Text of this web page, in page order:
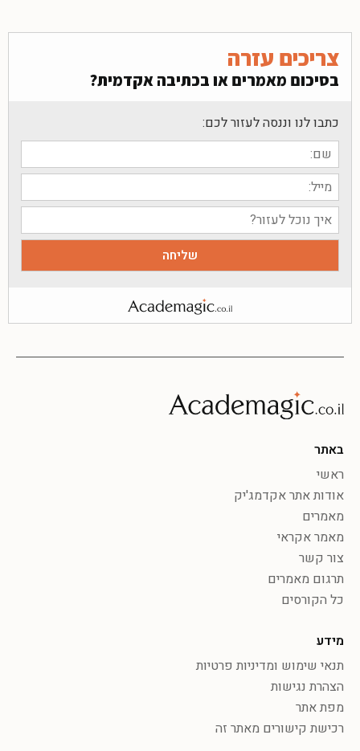
צריכים עזרה
בסיכום מאמרים או בכתיבה אקדמית?
כתבו לנו וננסה לעזור לכם:
באתר
ראשי
אודות אתר אקדמג'יק
מאמרים
מאמר אקראי
צור קשר
תרגום מאמרים
כל הקורסים
מידע
תנאי שימוש ומדיניות פרטיות
הצהרת נגישות
מפת אתר
רכישת קישורים מאתר זה